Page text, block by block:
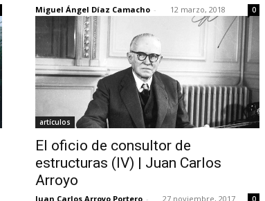
Miguel Ángel Díaz Camacho - 12 marzo, 2018 0
artículos
El oficio de consultor de
estructuras (IV) | Juan Carlos
Arroyo
Juan Carlos Arroyo Portero - 27 noviembre, 2017 0